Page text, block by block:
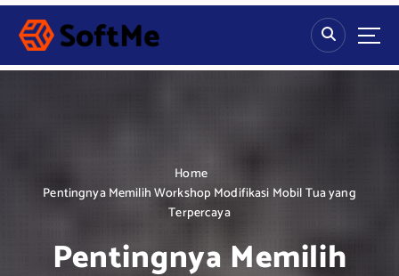
S
p
Home
Pentingnya Memilih Workshop Modifikasi Mobil Tua yang
Terpercaya
Pentingnya Memilih